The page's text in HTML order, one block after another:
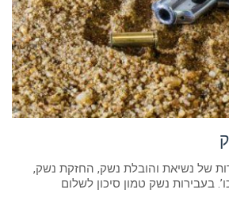
של נשיאת והובלת נשק, החזקת נשק,
בעבירות נשק טמון סיכון לשלום